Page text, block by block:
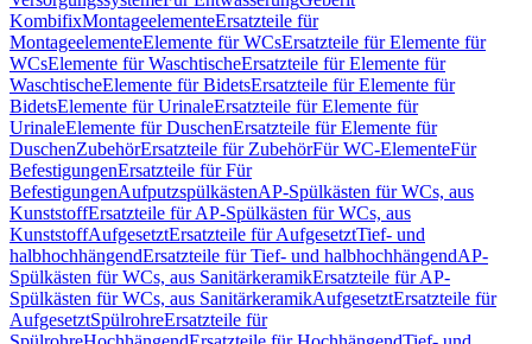
KombifixMontageelementeErsatzteile für
MontageelementeElemente für WCsErsatzteile für Elemente für
WCsElemente für WaschtischeErsatzteile für Elemente für
WaschtischeElemente für BidetsErsatzteile für Elemente für
BidetsElemente für UrinaleErsatzteile für Elemente für
UrinaleElemente für DuschenErsatzteile für Elemente für
DuschenZubehörErsatzteile für ZubehörFür WC-ElementeFür
BefestigungenErsatzteile für Für
BefestigungenAufputzspülkästenAP-Spülkästen für WCs, aus
KunststoffErsatzteile für AP-Spülkästen für WCs, aus
KunststoffAufgesetztErsatzteile für AufgesetztTief- und
halbhochhängendErsatzteile für Tief- und halbhochhängendAP-
Spülkästen für WCs, aus SanitärkeramikErsatzteile für AP-
Spülkästen für WCs, aus SanitärkeramikAufgesetztErsatzteile für
AufgesetztSpülrohreErsatzteile für